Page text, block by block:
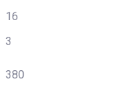
16
3
380